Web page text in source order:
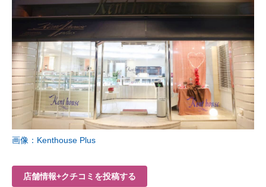
画像：Kenthouse Plus
店舗情報+クチコミを投稿する